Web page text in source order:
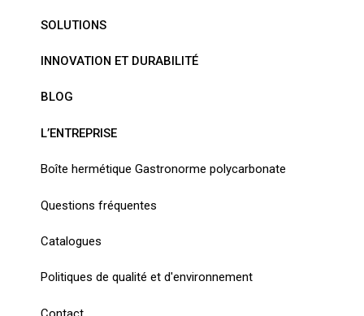
SOLUTIONS
INNOVATION ET DURABILITÉ
BLOG
L’ENTREPRISE
Boîte hermétique Gastronorme polycarbonate
Questions fréquentes
Catalogues
Politiques de qualité et d'environnement